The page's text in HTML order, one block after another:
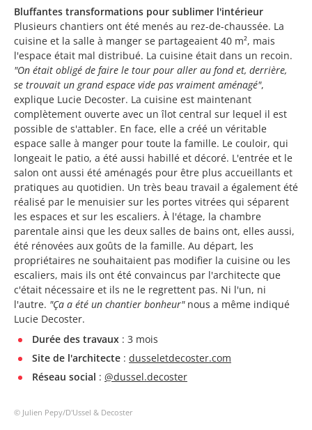
Bluffantes transformations pour sublimer l'intérieur
Plusieurs chantiers ont été menés au rez-de-chaussée. La
cuisine et la salle à manger se partageaient 40 m², mais
l'espace était mal distribué. La cuisine était dans un recoin.
"On était obligé de faire le tour pour aller au fond et, derrière,
se trouvait un grand espace vide pas vraiment aménagé",
explique Lucie Decoster. La cuisine est maintenant
complètement ouverte avec un îlot central sur lequel il est
possible de s'attabler. En face, elle a créé un véritable
espace salle à manger pour toute la famille. Le couloir, qui
longeait le patio, a été aussi habillé et décoré. L'entrée et le
salon ont aussi été aménagés pour être plus accueillants et
pratiques au quotidien. Un très beau travail a également été
réalisé par le menuisier sur les portes vitrées qui séparent
les espaces et sur les escaliers. À l'étage, la chambre
parentale ainsi que les deux salles de bains ont, elles aussi,
été rénovées aux goûts de la famille. Au départ, les
propriétaires ne souhaitaient pas modifier la cuisine ou les
escaliers, mais ils ont été convaincus par l'architecte que
c'était nécessaire et ils ne le regrettent pas. Ni l'un, ni
l'autre. "Ça a été un chantier bonheur" nous a même indiqué
Lucie Decoster.
Durée des travaux : 3 mois
Site de l'architecte : dusseletdecoster.com
Réseau social : @dussel.decoster
© Julien Pepy/D'Ussel & Decoster